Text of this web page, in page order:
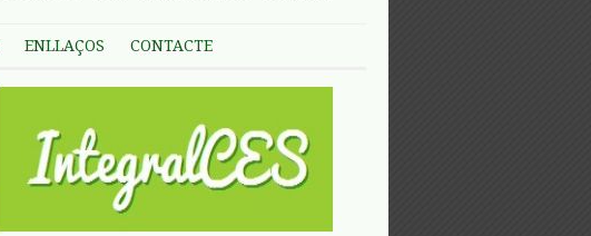
ENLLAÇOS CONTACTE